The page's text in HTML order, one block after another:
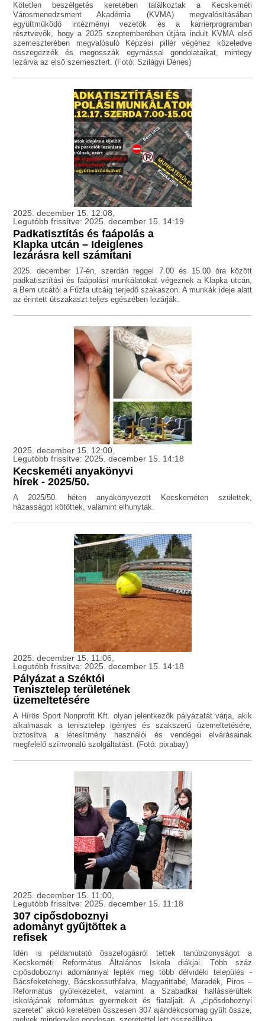
Kötetlen beszélgetés keretében találkoztak a Kecskeméti
Városmenedzsment Akadémia (KVMA) megvalósításában
együttműködő intézményi vezetők és a karrierprogramban
résztvevők, hogy a 2025 szeptemberében útjára indult KVMA első
szemeszterében megvalósuló Képzési pillér végéhez közeledve
összegezzék és megosszák egymással gondolataikat, mintegy
lezárva az első szemesztert. (Fotó: Szilágyi Dénes)
2025. december 15. 12:08,
Legutóbb frissítve: 2025. december 15. 14:19
Padkatisztítás és faápolás a
Klapka utcán – Ideiglenes
lezárásra kell számítani
2025. december 17-én, szerdán reggel 7.00 és 15.00 óra között
padkatisztítási és faápolási munkálatokat végeznek a Klapka utcán,
a Bem utcától a Fűzfa utcáig terjedő szakaszon. A munkák ideje alatt
az érintett útszakaszt teljes egészében lezárják.
2025. december 15. 12:00,
Legutóbb frissítve: 2025. december 15. 14:18
Kecskeméti anyakönyvi
hírek - 2025/50.
A 2025/50. héten anyakönyvezett Kecskeméten születtek,
házasságot kötöttek, valamint elhunytak.
2025. december 15. 11:06,
Legutóbb frissítve: 2025. december 15. 14:18
Pályázat a Széktói
Tenisztelep területének
üzemeltetésére
A Hírös Sport Nonprofit Kft. olyan jelentkezők pályázatát várja, akik
alkalmasak a tenisztelep igényes és szakszerű üzemeltetésére,
biztosítva a létesítmény használói és vendégei elvárásainak
megfelelő színvonalú szolgáltatást. (Fotó: pixabay)
2025. december 15. 11:00,
Legutóbb frissítve: 2025. december 15. 11:18
307 cipősdoboznyi
adományt gyűjtöttek a
refisek
Idén is példamutató összefogásról tettek tanúbizonyságot a
Kecskeméti Református Általános Iskola diákjai. Több száz
cipősdoboznyi adománnyal lepték meg több délvidéki település -
Bácsfeketehegy, Bácskossuthfalva, Magyarittabé, Maradék, Piros –
Református gyülekezeteit, valamint a Szabadkai hallássérültek
iskolájának református gyermekeit és fiataljait. A „cipősdoboznyi
szeretet" akció keretében összesen 307 ajándékcsomag gyűlt össze,